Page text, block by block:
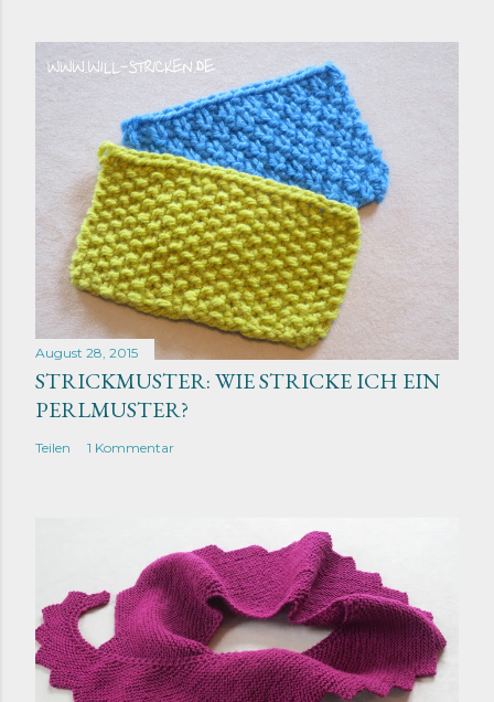
August 28, 2015
STRICKMUSTER: WIE STRICKE ICH EIN
PERLMUSTER?
Teilen 1 Kommentar